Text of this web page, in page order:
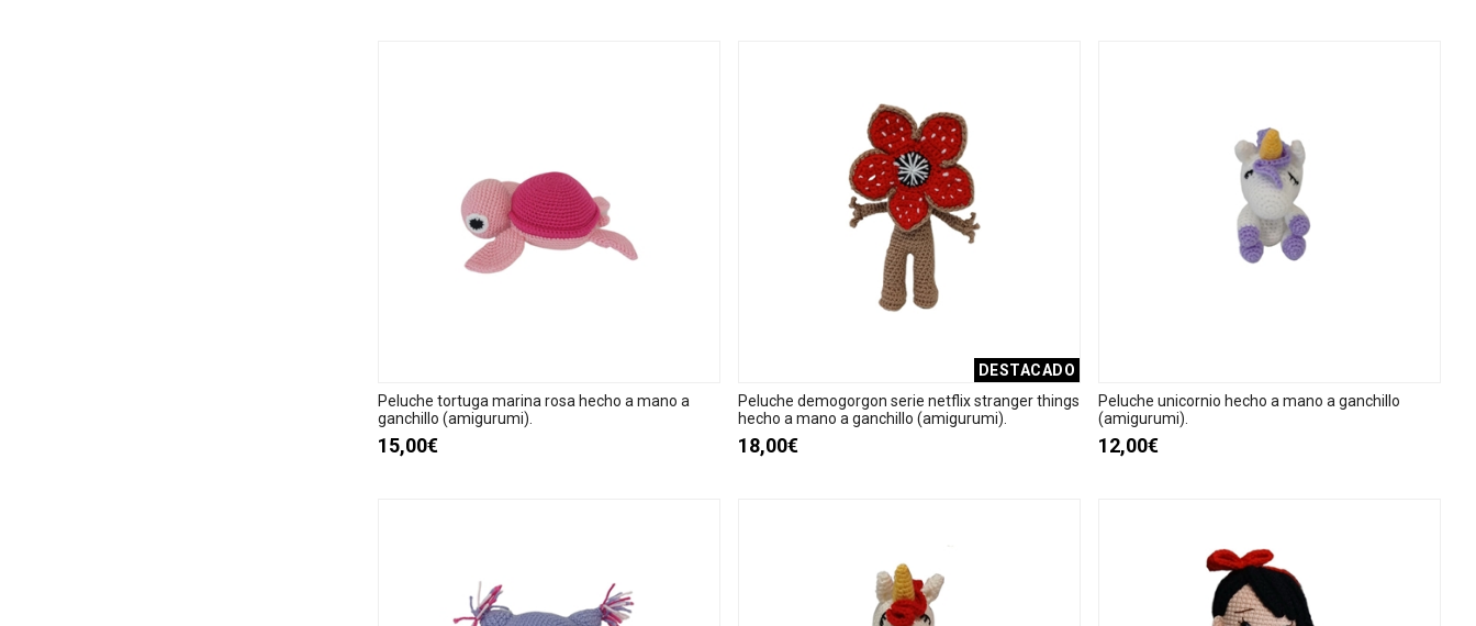
Peluche tortuga marina rosa hecho a mano a
ganchillo (amigurumi).
15,00€
DESTACADO
Peluche demogorgon serie netflix stranger things
hecho a mano a ganchillo (amigurumi).
18,00€
Peluche unicornio hecho a mano a ganchillo
(amigurumi).
12,00€